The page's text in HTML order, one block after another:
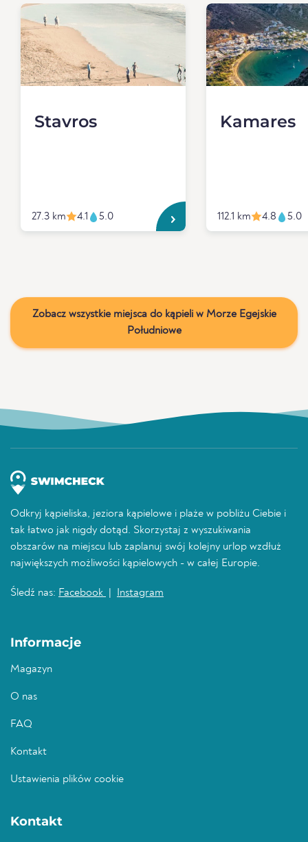
Stavros
27.3 km 4.1 5.0
Kamares
112.1 km 4.8 5.0
Zobacz wszystkie miejsca do kąpieli w Morze Egejskie
Południowe
Odkryj kąpieliska, jeziora kąpielowe i plaże w pobliżu Ciebie i
tak łatwo jak nigdy dotąd. Skorzystaj z wyszukiwania
obszarów na miejscu lub zaplanuj swój kolejny urlop wzdłuż
największych możliwości kąpielowych - w całej Europie.
Śledź nas: Facebook Instagram
Informacje
Magazyn
O nas
FAQ
Kontakt
Ustawienia plików cookie
Kontakt